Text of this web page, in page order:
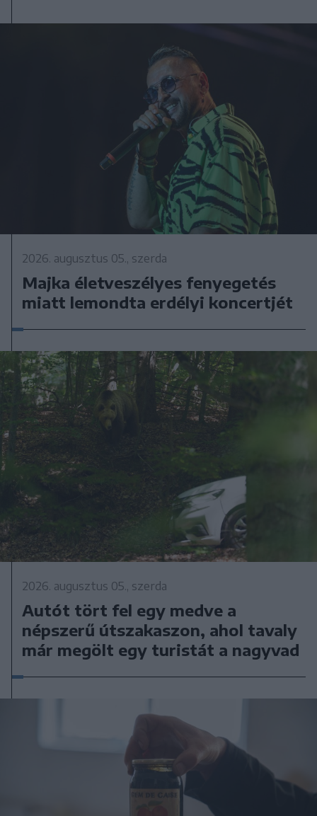
2026. augusztus 05., szerda
Majka életveszélyes fenyegetés
miatt lemondta erdélyi koncertjét
2026. augusztus 05., szerda
Autót tört fel egy medve a
népszerű útszakaszon, ahol tavaly
már megölt egy turistát a nagyvad